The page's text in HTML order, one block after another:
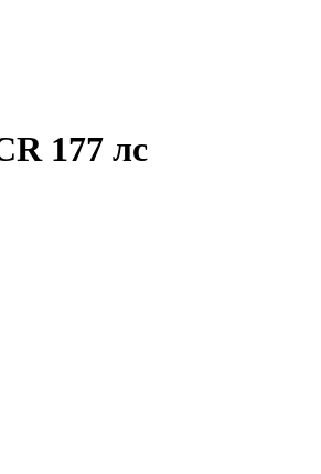
177 лс